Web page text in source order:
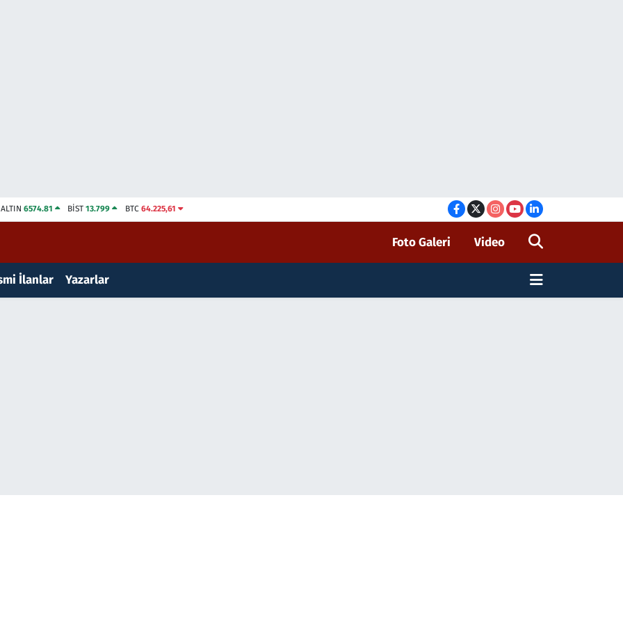
ALTIN 6574.81 BİST13.799 BTC 64.225,61
Foto Galeri Video
İlanlar Yazarlar